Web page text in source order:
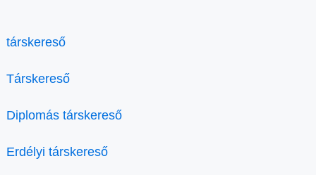
társkereső
Társkereső
Diplomás társkereső
Erdélyi társkereső